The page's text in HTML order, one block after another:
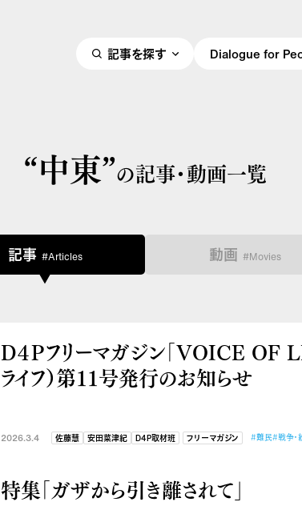
記事を探す Dialogue for
“中東”の記事・動画一覧
記事 #Articles 動画 #Movies
D４Pフリーマガジン「VOICE OF
ライフ）第11号発行のお知らせ
2026.3.4 佐藤慧 安田菜津紀 D4P取材班 フリーマガジン #難民#戦争・
特集「ガザから引き離されて」